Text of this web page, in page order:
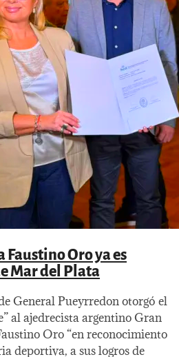
Oro ya es
Mar del Plata
General Pueyrredon otorgó el
al ajedrecista argentino Gran
Oro “en reconocimiento
deportiva, a sus logros de